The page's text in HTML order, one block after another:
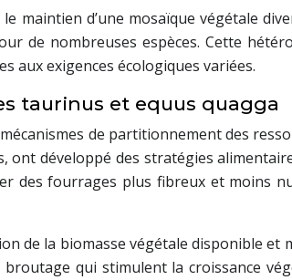
maintien d’une mosaïque végétale
de nombreuses espèces. Cette
aux exigences écologiques variées.
taurinus et equus quagga
de partitionnement des
ont développé des stratégies
des fourrages plus fibreux et
de la biomasse végétale disponible
qui stimulent la croissance